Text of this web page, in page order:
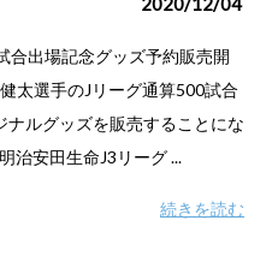
合出場記念グッズ予約販売開
太選手のJリーグ通算500試合
ルグッズを販売することにな
治安田生命J3リーグ ...
続きを読む